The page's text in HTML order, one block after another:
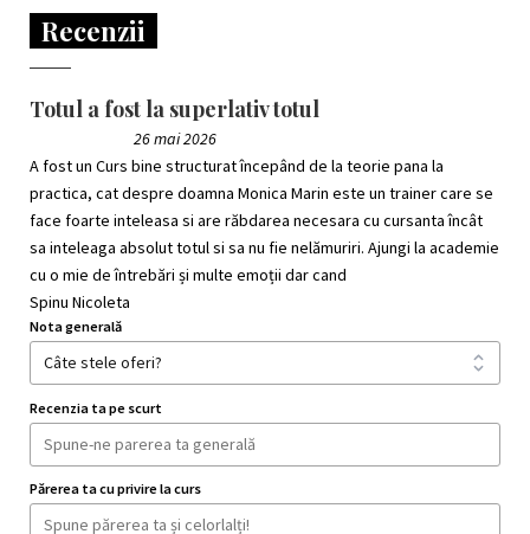
Recenzii
Totul a fost la superlativ totul
26 mai 2026
A fost un Curs bine structurat începând de la teorie pana la
practica, cat despre doamna Monica Marin este un trainer care se
face foarte inteleasa si are răbdarea necesara cu cursanta încât
sa inteleaga absolut totul si sa nu fie nelămuriri. Ajungi la academie
cu o mie de întrebări și multe emoții dar cand
Spinu Nicoleta
Nota generală
Recenzia ta pe scurt
Părerea ta cu privire la curs